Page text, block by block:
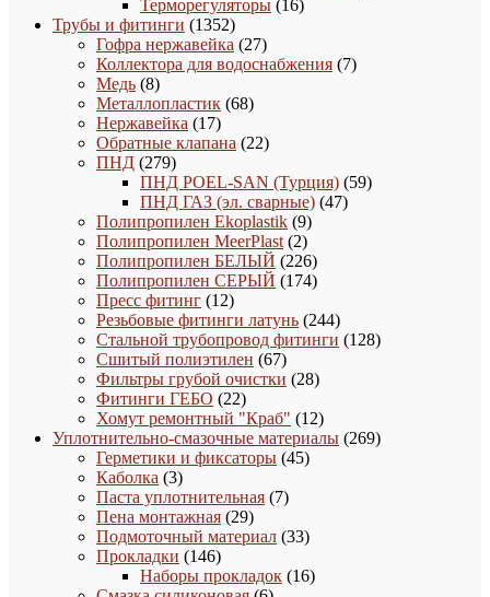
Терморегуляторы 1616
Трубы и фитинги 13521352
товара
Гофра нержавейка 2727
товаров
Коллектора для водоснабжения 77
Медь 88
товаров
Металлопластик 6868
Нержавейка 1717
товаров
Обратные клапана 2222
ПНД 279279
товаров
ПНД POEL-SAN (Турция) 5959
ПНД ГАЗ (эл. сварные) 4747
Полипропилен Ekoplastik 99
товаров
Полипропилен MeerPlast 22
товара
Полипропилен БЕЛЫЙ 226226
товаров
Полипропилен СЕРЫЙ 174174
Пресс фитинг 1212
товаров
Резьбовые фитинги латунь 244244
товара
Стальной трубопровод фитинги 128128
Сшитый полиэтилен 6767
товаров
Фильтры грубой очистки 2828
Фитинги ГЕБО 2222
товара
Хомут ремонтный "Краб" 1212
товаров
Уплотнительно-смазочные материалы 269269
Герметики и фиксаторы 4545
Каболка 33
товара
Паста уплотнительная 77
Пена монтажная 2929
товаров
Подмоточный материал 3333
Прокладки 146146
товаров
Наборы прокладок 1616